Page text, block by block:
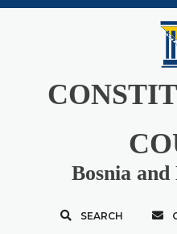
Bosnia
SEARCH